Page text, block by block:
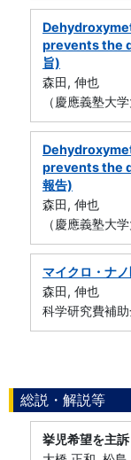
prevents the
旨)
森田, 伸也
（慶應義塾大
prevents the
報告)
森田, 伸也
（慶應義塾大
マイクロ・ナ
森田, 伸也
科学研究費補
総説・解説等
挙児希望を主